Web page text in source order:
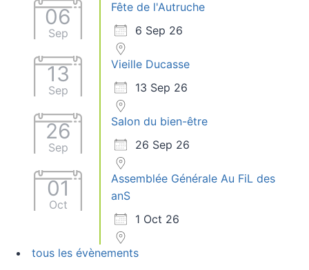
06
Sep
Fête de l'Autruche
6 Sep 26
13
Sep
Vieille Ducasse
13 Sep 26
26
Sep
Salon du bien-être
26 Sep 26
01
Oct
Assemblée Générale Au FiL des
anS
1 Oct 26
tous les évènements